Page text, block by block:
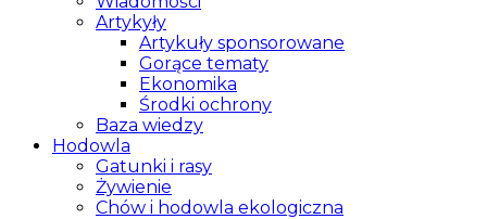
Artykyły
Artykuły sponsorowane
Gorące tematy
Ekonomika
Środki ochrony
Baza wiedzy
Hodowla
Gatunki i rasy
Żywienie
Chów i hodowla ekologiczna